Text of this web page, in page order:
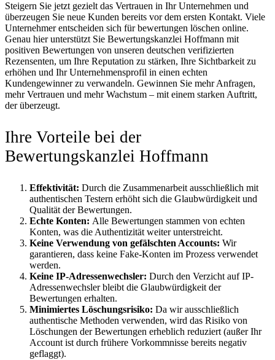
Steigern Sie jetzt gezielt das Vertrauen in Ihr Unternehmen und
überzeugen Sie neue Kunden bereits vor dem ersten Kontakt. Viele
Unternehmer entscheiden sich für bewertungen löschen online.
Genau hier unterstützt Sie Bewertungskanzlei Hoffmann mit
positiven Bewertungen von unseren deutschen verifizierten
Rezensenten, um Ihre Reputation zu stärken, Ihre Sichtbarkeit zu
erhöhen und Ihr Unternehmensprofil in einen echten
Kundengewinner zu verwandeln. Gewinnen Sie mehr Anfragen,
mehr Vertrauen und mehr Wachstum – mit einem starken Auftritt,
der überzeugt.
Ihre Vorteile bei der
Bewertungskanzlei Hoffmann
Effektivität: Durch die Zusammenarbeit ausschließlich mit
authentischen Testern erhöht sich die Glaubwürdigkeit und
Qualität der Bewertungen.
Echte Konten: Alle Bewertungen stammen von echten
Konten, was die Authentizität weiter unterstreicht.
Keine Verwendung von gefälschten Accounts: Wir
garantieren, dass keine Fake-Konten im Prozess verwendet
werden.
Keine IP-Adressenwechsler: Durch den Verzicht auf IP-
Adressenwechsler bleibt die Glaubwürdigkeit der
Bewertungen erhalten.
Minimiertes Löschungsrisiko: Da wir ausschließlich
authentische Methoden verwenden, wird das Risiko von
Löschungen der Bewertungen erheblich reduziert (außer Ihr
Account ist durch frühere Vorkommnisse bereits negativ
geflaggt).